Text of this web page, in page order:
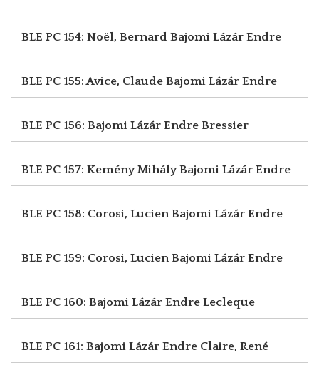
BLE PC 154: Noël, Bernard Bajomi Lázár Endre
BLE PC 155: Avice, Claude Bajomi Lázár Endre
BLE PC 156: Bajomi Lázár Endre Bressier
BLE PC 157: Kemény MihályBajomi Lázár Endre
BLE PC 158: Corosi, LucienBajomi Lázár Endre
BLE PC 159: Corosi, LucienBajomi Lázár Endre
BLE PC 160: Bajomi Lázár Endre Lecleque
BLE PC 161: Bajomi Lázár Endre Claire, René